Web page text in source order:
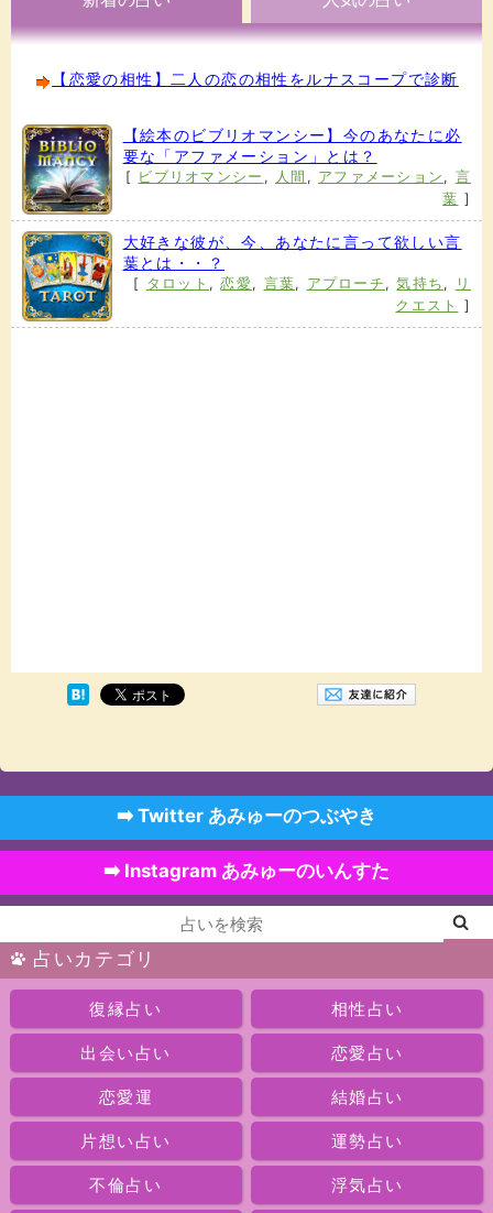
【恋愛の相性】二人の恋の相性をルナスコープで診断
【絵本のビブリオマンシー】今のあなたに必
要な「アファメーション」とは？
[ ビブリオマンシー , 人間 , アファメーション , 言
葉 ]
大好きな彼が、今、あなたに言って欲しい言
葉とは・・？
[ タロット ,恋愛, 言葉, アプローチ ,気持ち ,
リ
クエスト
]
➡️ Twitter あみゅーのつぶやき
➡️ Instagram あみゅーのいんすた
占いカテゴリ
復縁占い 相性占い
出会い占い 恋愛占い
恋愛運 結婚占い
片想い占い 運勢占い
不倫占い 浮気占い